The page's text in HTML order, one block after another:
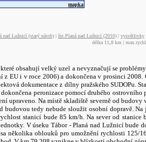
mapka
nad Lužnicí (starý návrh) | žst.Planá nad Lužnicí (2010) | vysvětlivky
délka 11,8 km |
obsahují velký uzel a nevyznačují se
EU i v roce 2006) a dokončena v prosinci
dokumentace z dílny pražského SUDOPu.
peronizace pomocí druhého
upraveno. Na místě skladiště severně od
tedy nebude sloužit osobní dopravě.
stanicí bude 85 km/h. Na sever od stanice
V úseku Tábor - Planá nad Lužnicí bude
několika oblouků pro umožnění rychlosti 125/